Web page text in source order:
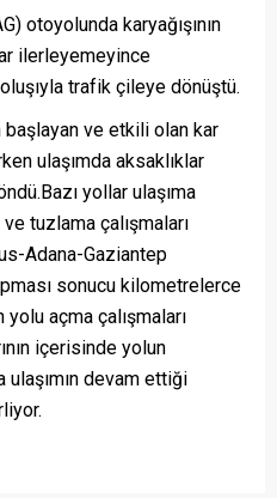
otoyolunda karyağışının
ilerleyemeyince
trafik çileye dönüştü.
ve etkili olan kar
ulaşımda aksaklıklar
yollar ulaşıma
tuzlama çalışmaları
Adana-Gaziantep
sonucu kilometrelerce
açma çalışmaları
içerisinde yolun
ulaşımın devam ettiği